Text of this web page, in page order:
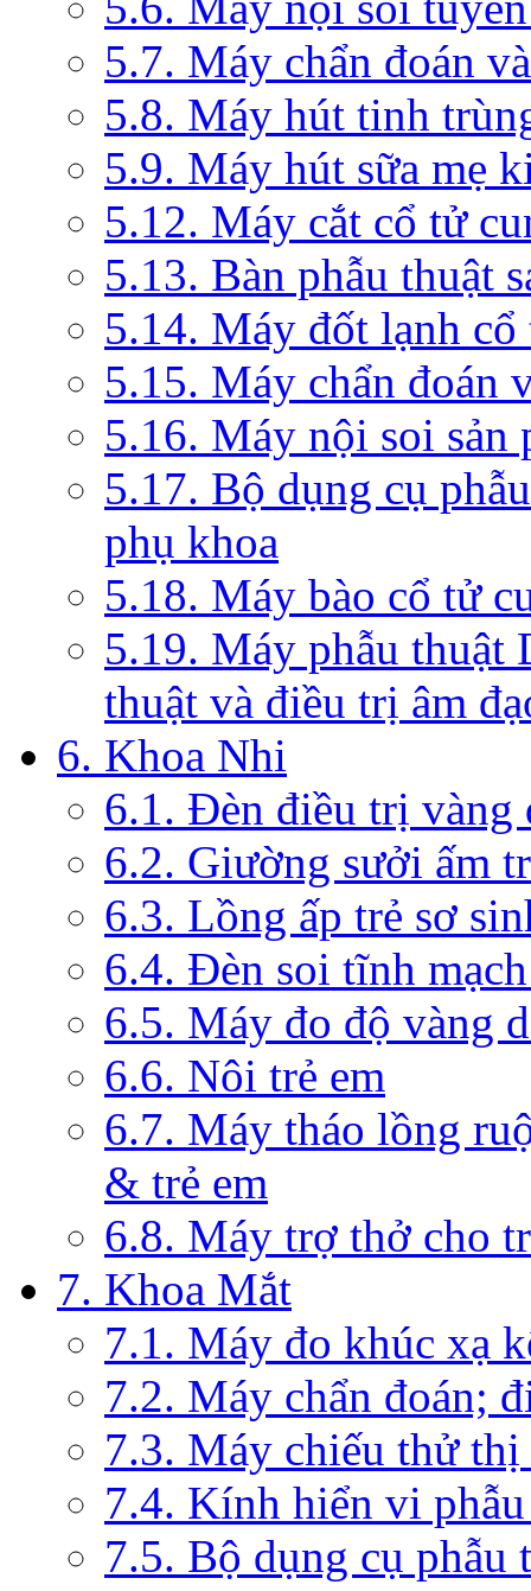
5.7. Máy chẩn đoán
5.8. Máy hút tinh
5.9. Máy hút sữa mẹ
5.12. Máy cắt cổ tử
5.13. Bàn phẫu thuật
5.14. Máy đốt lạnh
5.15. Máy chẩn đoán
5.16. Máy nội soi sản
5.17. Bộ dụng cụ
phụ khoa
5.18. Máy bào cổ tử
5.19. Máy phẫu thuật
thuật và điều trị âm
6. Khoa Nhi
6.1. Đèn điều trị vàng
6.2. Giường sưởi ấm
6.3. Lồng ấp trẻ sơ
6.4. Đèn soi tĩnh
6.5. Máy đo độ vàng
6.6. Nôi trẻ em
6.7. Máy tháo lồng
& trẻ em
6.8. Máy trợ thở cho
7. Khoa Mắt
7.1. Máy đo khúc xạ
7.2. Máy chẩn đoán;
7.3. Máy chiếu thử
7.4. Kính hiển vi
7.5. Bộ dụng cụ phẫu